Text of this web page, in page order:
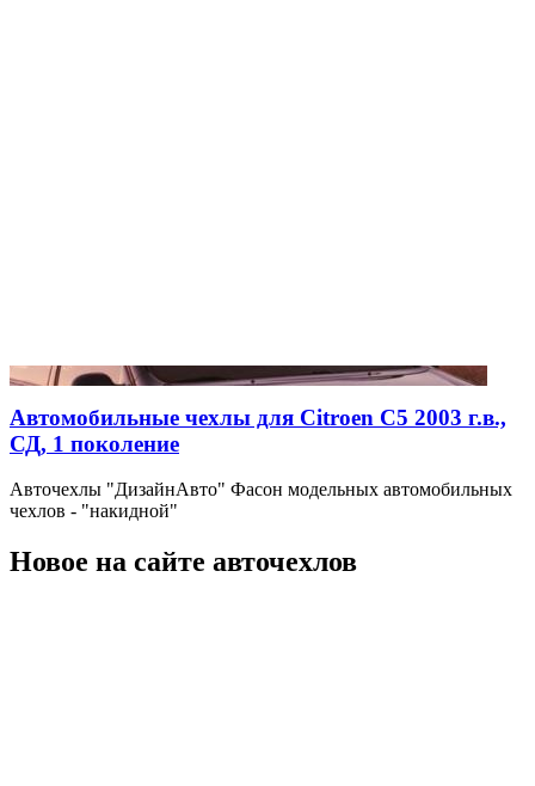
Автомобильные чехлы для Citroen C5 2003 г.в.,
СД, 1 поколение
Авточехлы "ДизайнАвто" Фасон модельных автомобильных
чехлов - "накидной"
Новое на сайте авточехлов